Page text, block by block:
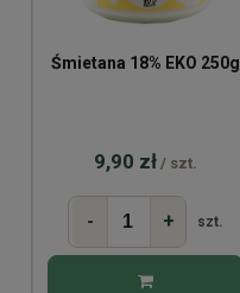
Śmietana 18% EKO 250g
9,90 zł / szt.
- + szt.